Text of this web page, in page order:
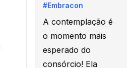
#Embracon
A contemplação é
o momento mais
esperado do
consórcio! Ela